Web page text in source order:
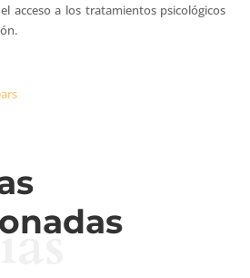
acceso a los tratamientos psicológicos